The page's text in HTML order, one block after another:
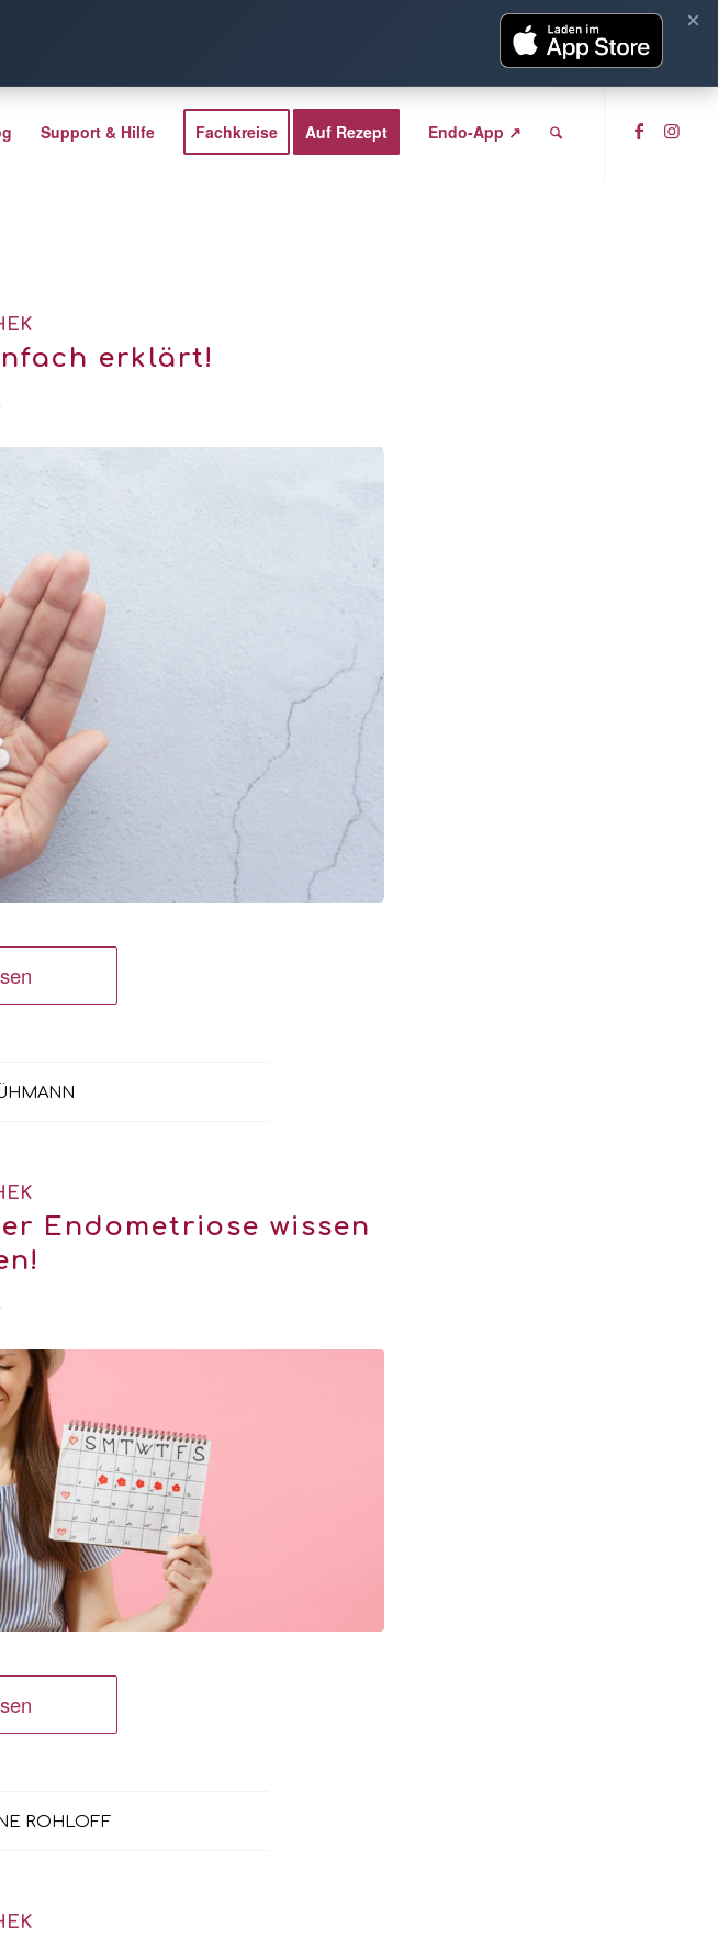
×
Support & Hilfe Fachkreise Auf Rezept Endo-App ↗
erklärt!
Endometriose wissen
ROHLOFF